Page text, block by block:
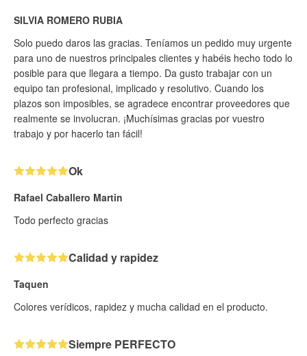
SILVIA ROMERO RUBIA
Solo puedo daros las gracias. Teníamos un pedido muy urgente
para uno de nuestros principales clientes y habéis hecho todo lo
posible para que llegara a tiempo. Da gusto trabajar con un
equipo tan profesional, implicado y resolutivo. Cuando los
plazos son imposibles, se agradece encontrar proveedores que
realmente se involucran. ¡Muchísimas gracias por vuestro
trabajo y por hacerlo tan fácil!
Ok
Rafael Caballero Martin
Todo perfecto gracias
Calidad y rapidez
Taquen
Colores verídicos, rapidez y mucha calidad en el producto.
Siempre PERFECTO